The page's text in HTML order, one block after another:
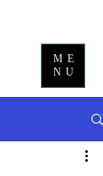
ME
NU